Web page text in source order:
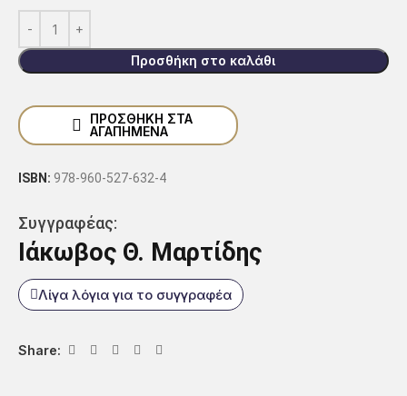
Προσθήκη στο καλάθι
ΠΡΟΣΘΗΚΗ ΣΤΑ
ΑΓΑΠΗΜΕΝΑ
ISBN: 978-960-527-632-4
Συγγραφέας:
Ιάκωβος Θ. Μαρτίδης
Λίγα λόγια για το συγγραφέα
Share: